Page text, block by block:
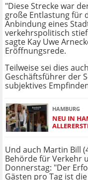
"Diese Strecke war
große Entlastung für
Anbindung eines
verkehrspolitisch
sagte Kay Uwe
Eröffnungsrede.
Teilweise sei dies
Geschäftsführer der
subjektives
HAMBURG
NEU IN
Und auch Martin Bill
Behörde für Verkehr
Donnerstag: "Der
Gästen pro Tag ist